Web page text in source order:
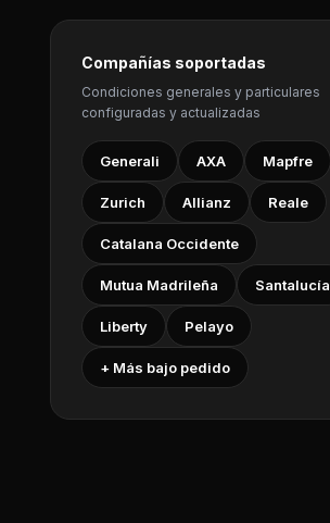
Compañías soportadas
Condiciones generales y particulares
configuradas y actualizadas
Generali AXA Mapfre
Zurich Allianz Reale
Catalana Occidente
Mutua Madrileña Santalucía
Liberty Pelayo
+ Más bajo pedido